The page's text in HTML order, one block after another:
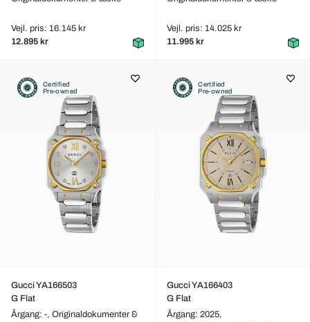
Vejl. pris: 16.145 kr
12.895 kr
Vejl. pris: 14.025 kr
11.995 kr
Certified
Pre-owned
Gucci YA166503
G Flat
Årgang: -, Originaldokumenter &
Certified
Pre-owned
Gucci YA166403
G Flat
Årgang: 2025,